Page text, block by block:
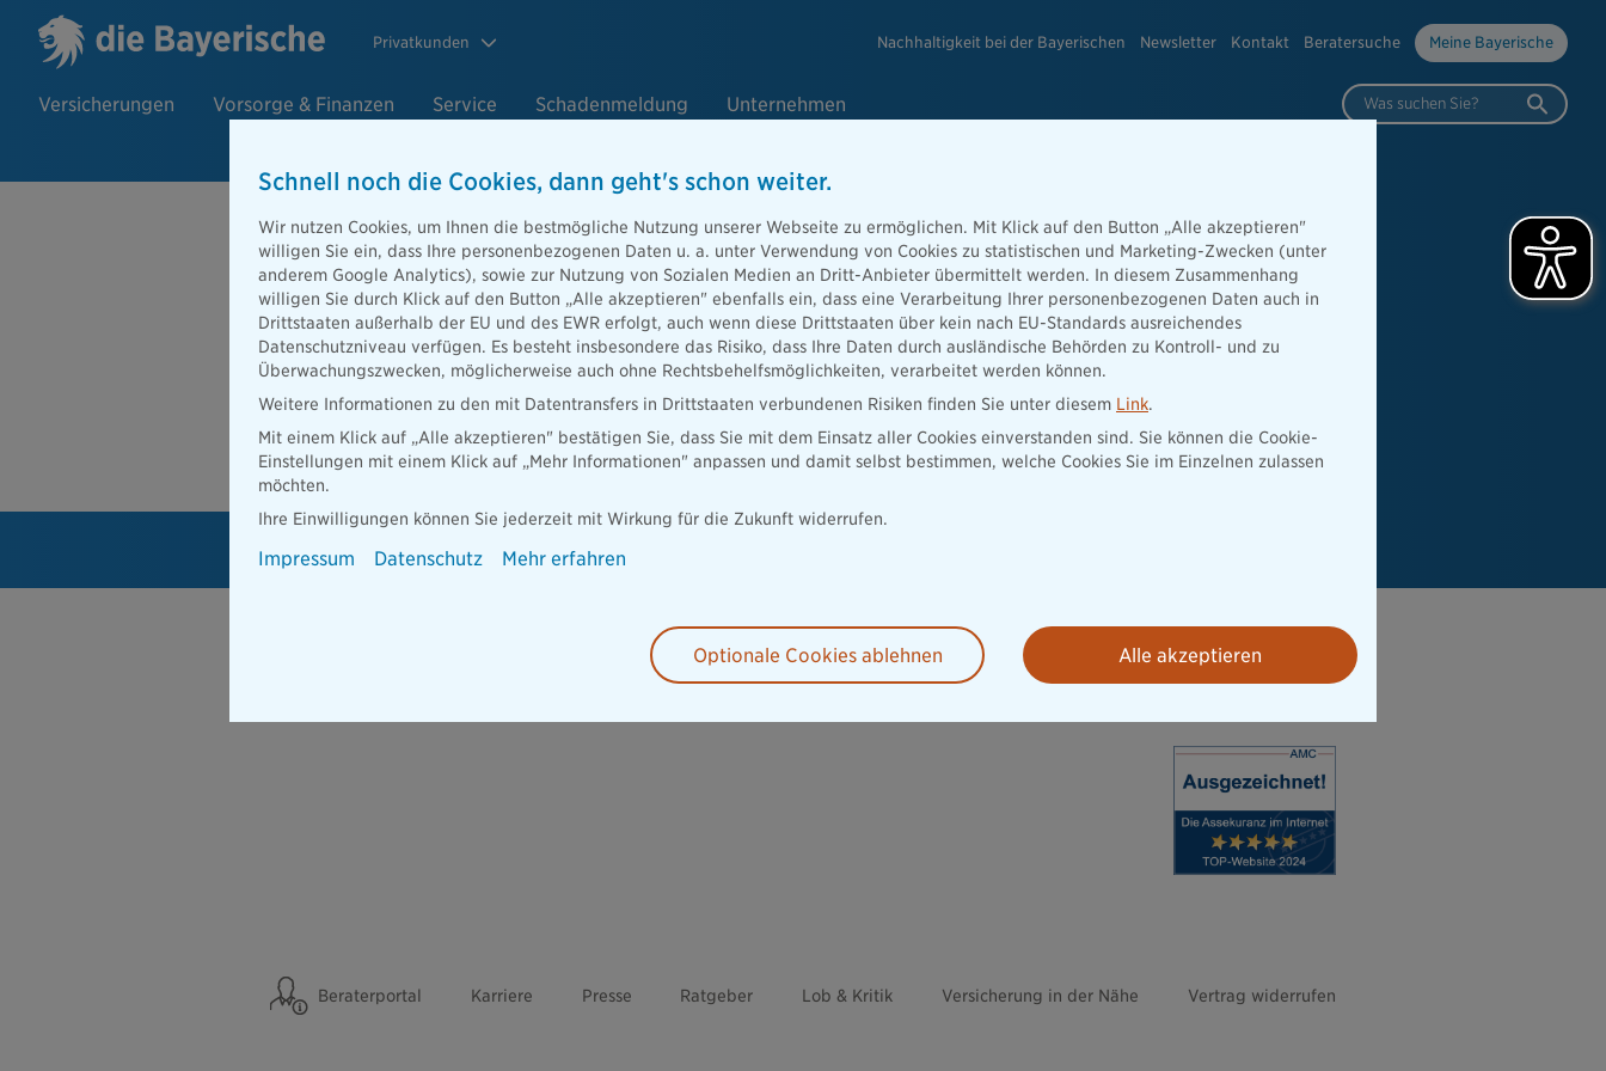
Privatkunden Nachhaltigkeit bei der Bayerischen Newsletter Kontakt Beratersuche Meine Bayerische
Versicherungen Vorsorge & Finanzen Service Schadenmeldung Unternehmen Was suchen Sie?
Beratersuche
PLZ oder Ort Berater
Beratersuche
PLZ oder Ort
Berater finden
Beraterportal Karriere Presse Ratgeber Lob & Kritik Versicherung in der Nähe Vertrag widerrufen
Schnell noch die Cookies, dann geht's schon weiter.
Wir nutzen Cookies, um Ihnen die bestmögliche Nutzung unserer Webseite zu ermöglichen. Mit Klick auf den Button „Alle akzeptieren"
willigen Sie ein, dass Ihre personenbezogenen Daten u. a. unter Verwendung von Cookies zu statistischen und Marketing-Zwecken (unter
anderem Google Analytics), sowie zur Nutzung von Sozialen Medien an Dritt-Anbieter übermittelt werden. In diesem Zusammenhang
willigen Sie durch Klick auf den Button „Alle akzeptieren" ebenfalls ein, dass eine Verarbeitung Ihrer personenbezogenen Daten auch in
Drittstaaten außerhalb der EU und des EWR erfolgt, auch wenn diese Drittstaaten über kein nach EU-Standards ausreichendes
Datenschutzniveau verfügen. Es besteht insbesondere das Risiko, dass Ihre Daten durch ausländische Behörden zu Kontroll- und zu
Überwachungszwecken, möglicherweise auch ohne Rechtsbehelfsmöglichkeiten, verarbeitet werden können.
Weitere Informationen zu den mit Datentransfers in Drittstaaten verbundenen Risiken finden Sie unter diesem Link.
Mit einem Klick auf „Alle akzeptieren" bestätigen Sie, dass Sie mit dem Einsatz aller Cookies einverstanden sind. Sie können die Cookie-
Einstellungen mit einem Klick auf „Mehr Informationen" anpassen und damit selbst bestimmen, welche Cookies Sie im Einzelnen zulassen
möchten.
Ihre Einwilligungen können Sie jederzeit mit Wirkung für die Zukunft widerrufen.
Impressum Datenschutz Mehr erfahren
Optionale Cookies ablehnen Alle akzeptieren